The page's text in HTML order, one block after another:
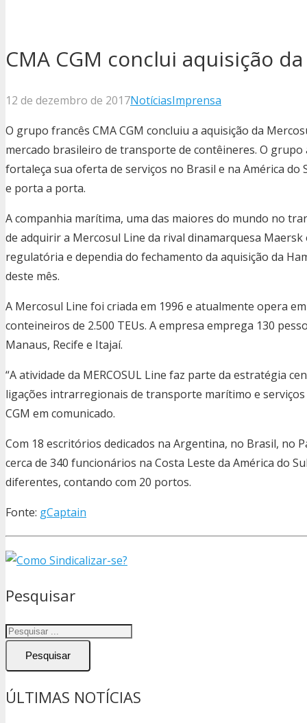
CMA CGM conclui aquisição
12 de dezembro de 2017NotíciasImprensa
O grupo francês CMA CGM concluiu a aquisição da
mercado brasileiro de transporte de contêineres. O
fortaleça sua oferta de serviços no Brasil e na América
e porta a porta.
A companhia marítima, uma das maiores do mundo no
de adquirir a Mercosul Line da rival dinamarquesa
regulatória e dependia do fechamento da aquisição da
deste mês.
A Mercosul Line foi criada em 1996 e atualmente opera
conteineiros de 2.500 TEUs. A empresa emprega 130
Manaus, Recife e Itajaí.
“A atividade da MERCOSUL Line faz parte da estratégia
ligações intrarregionais de transporte marítimo e serviços
CGM em comunicado.
Com 18 escritórios dedicados na Argentina, no Brasil, no
cerca de 340 funcionários na Costa Leste da América do
diferentes, contando com 20 portos.
Fonte: gCaptain
Pesquisar
Pesquisar
ÚLTIMAS NOTÍCIAS